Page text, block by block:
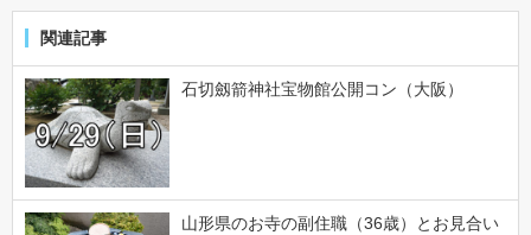
関連記事
石切劔箭神社宝物館公開コン（大阪）
山形県のお寺の副住職（36歳）とお見合い